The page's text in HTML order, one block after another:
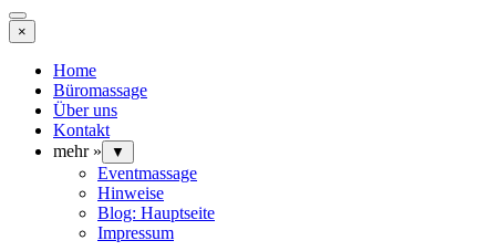
×
Home
Büromassage
Über uns
Kontakt
mehr »
▼
Eventmassage
Hinweise
Blog: Hauptseite
Impressum